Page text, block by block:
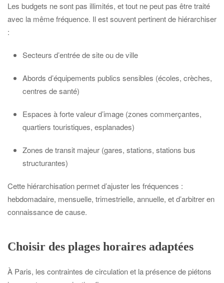
Les budgets ne sont pas illimités, et tout ne peut pas être traité
avec la même fréquence. Il est souvent pertinent de hiérarchiser
:
Secteurs d’entrée de site ou de ville
Abords d’équipements publics sensibles (écoles, crèches,
centres de santé)
Espaces à forte valeur d’image (zones commerçantes,
quartiers touristiques, esplanades)
Zones de transit majeur (gares, stations, stations bus
structurantes)
Cette hiérarchisation permet d’ajuster les fréquences :
hebdomadaire, mensuelle, trimestrielle, annuelle, et d’arbitrer en
connaissance de cause.
Choisir des plages horaires adaptées
À Paris, les contraintes de circulation et la présence de piétons